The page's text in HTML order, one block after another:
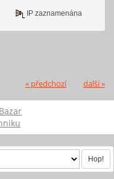
IP zaznamenána
« předchozí další »
Bazar